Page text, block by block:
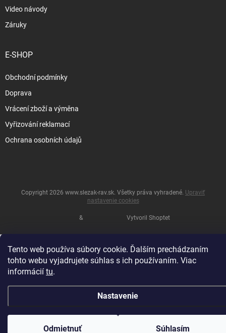
Tento web používa súbory cookie. Ďalším prechádzaním
tohto webu vyjadrujete súhlas s ich používaním. Viac
informácií tu.
Nastavenie
Odmietnuť Súhlasím
Video návody
Záruky
E-SHOP
Obchodní podmínky
Doprava
Vrácení zboží a výměna
Vyřizování reklamací
Ochrana osobních údajů
& Vytvoril Shoptet
Copyright 2026 www.slezak-rav.sk. Všetky práva vyhradené. Upraviť
nastavenie cookies